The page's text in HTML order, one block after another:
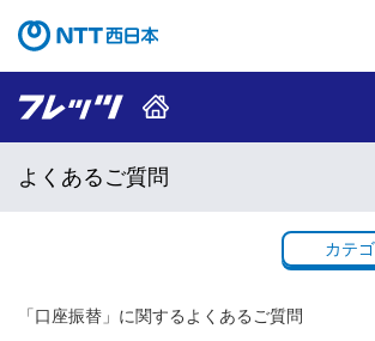
コンテンツのリンクナビゲーシ
よくあるご質問
カテ
「口座振替 」に関するよくあるご質問